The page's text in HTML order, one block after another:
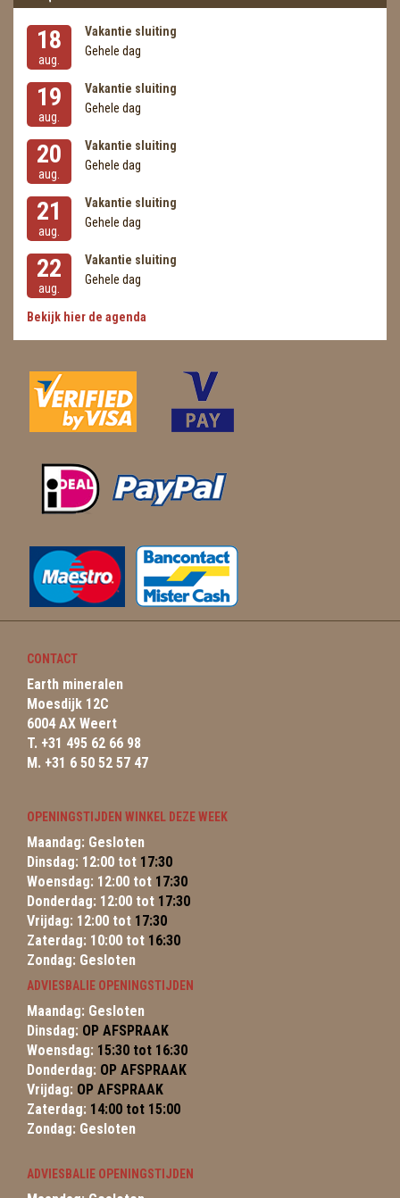
18
aug.
Vakantie sluiting
Gehele dag
19
aug.
Vakantie sluiting
Gehele dag
20
aug.
Vakantie sluiting
Gehele dag
21
aug.
Vakantie sluiting
Gehele dag
22
aug.
Vakantie sluiting
Gehele dag
Bekijk hier de agenda
CONTACT
Earth mineralen
Moesdijk 12C
6004 AX Weert
T. +31 495 62 66 98
M. +31 6 50 52 57 47
OPENINGSTIJDEN WINKEL DEZE WEEK
Maandag: Gesloten
Dinsdag: 12:00 tot 17:30
Woensdag: 12:00 tot 17:30
Donderdag: 12:00 tot 17:30
Vrijdag: 12:00 tot 17:30
Zaterdag: 10:00 tot 16:30
Zondag: Gesloten
ADVIESBALIE OPENINGSTIJDEN
Maandag: Gesloten
Dinsdag: OP AFSPRAAK
Woensdag: 15:30 tot 16:30
Donderdag: OP AFSPRAAK
Vrijdag: OP AFSPRAAK
Zaterdag: 14:00 tot 15:00
Zondag: Gesloten
ADVIESBALIE OPENINGSTIJDEN